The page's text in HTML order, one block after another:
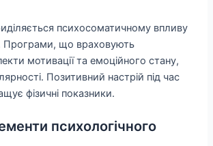
психосоматичному впливу
Програми, що враховують
мотивації та емоційного стану,
Позитивний настрій під час
фізичні показники.
психологічного